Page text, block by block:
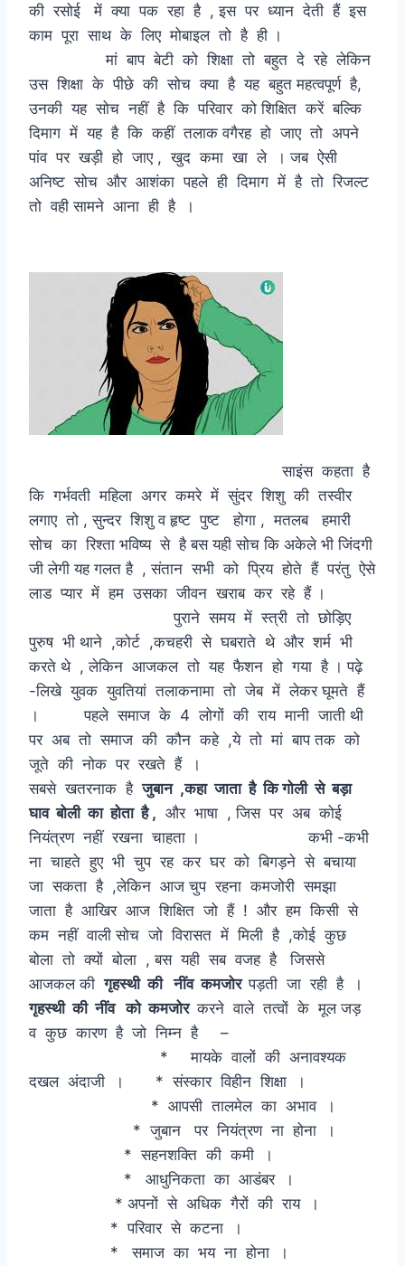
की रसोई में क्या पक रहा है , इस पर ध्यान देती हैं इस
काम पूरा साथ के लिए मोबाइल तो है ही ।
मां बाप बेटी को शिक्षा तो बहुत दे रहे लेकिन
उस शिक्षा के पीछे की सोच क्या है यह बहुत महत्वपूर्ण है,
उनकी यह सोच नहीं है कि परिवार को शिक्षित करें बल्कि
दिमाग में यह है कि कहीं तलाक वगैरह हो जाए तो अपने
पांव पर खड़ी हो जाए , खुद कमा खा ले । जब ऐसी
अनिष्ट सोच और आशंका पहले ही दिमाग में है तो रिजल्ट
तो वही सामने आना ही है ।
साइंस कहता है
कि गर्भवती महिला अगर कमरे में सुंदर शिशु की तस्वीर
लगाए तो , सुन्दर शिशु व हृष्ट पुष्ट होगा , मतलब हमारी
सोच का रिश्ता भविष्य से है बस यही सोच कि अकेले भी जिंदगी
जी लेगी यह गलत है , संतान सभी को प्रिय होते हैं परंतु ऐसे
लाड प्यार में हम उसका जीवन खराब कर रहे हैं ।
पुराने समय में स्त्री तो छोड़िए
पुरुष भी थाने ,कोर्ट ,कचहरी से घबराते थे और शर्म भी
करते थे , लेकिन आजकल तो यह फैशन हो गया है । पढ़े
-लिखे युवक युवतियां तलाकनामा तो जेब में लेकर घूमते हैं
। पहले समाज के 4 लोगों की राय मानी जाती थी
पर अब तो समाज की कौन कहे ,ये तो मां बाप तक को
जूते की नोक पर रखते हैं ।
सबसे खतरनाक हैजुबान ,कहा जाता है कि गोली से बड़ा
घाव बोली का होता है , और भाषा , जिस पर अब कोई
नियंत्रण नहीं रखना चाहता । कभी -कभी
ना चाहते हुए भी चुप रह कर घर को बिगड़ने से बचाया
जा सकता है ,लेकिन आज चुप रहना कमजोरी समझा
जाता है आखिर आज शिक्षित जो हैं ! और हम किसी से
कम नहीं वाली सोच जो विरासत में मिली है ,कोई कुछ
बोला तो क्यों बोला , बस यही सब वजह है जिससे
आजकल कीगृहस्थी की नींव कमजोरपड़ती जा रही है ।
गृहस्थी की नींव को कमजोर करने वाले तत्वों के मूल जड़
व कुछ कारण है जो निम्न है –
* मायके वालों की अनावश्यक
दखल अंदाजी । * संस्कार विहीन शिक्षा ।
* आपसी तालमेल का अभाव ।
* जुबान पर नियंत्रण ना होना ।
* सहनशक्ति की कमी ।
* आधुनिकता का आडंबर ।
* अपनों से अधिक गैरों की राय ।
* परिवार से कटना ।
* समाज का भय ना होना ।